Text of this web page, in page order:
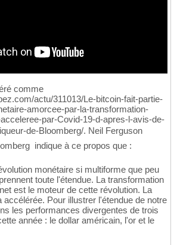
comme
actu/311013/Le-bitcoin-fait-partie-
amorcee-par-la-transformation-
par-Covid-19-d-apres-l-avis-de-
de-Bloomberg/. Neil Ferguson 
 indique à ce propos que :
monétaire si multiforme que peu
toute l'étendue. La transformation
est le moteur de cette révolution. La
accélérée. Pour illustrer l'étendue de notre
les performances divergentes de trois
année : le dollar américain, l'or et le